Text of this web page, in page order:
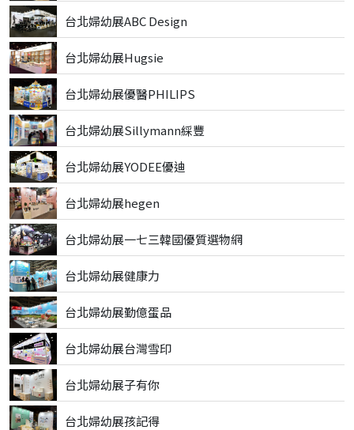
台北婦幼展ABC Design
台北婦幼展Hugsie
台北婦幼展優醫PHILIPS
台北婦幼展Sillymann綵豐
台北婦幼展YODEE優迪
台北婦幼展hegen
台北婦幼展一七三韓國優質選物網
台北婦幼展健康力
台北婦幼展勤億蛋品
台北婦幼展台灣雪印
台北婦幼展子有你
台北婦幼展孩記得